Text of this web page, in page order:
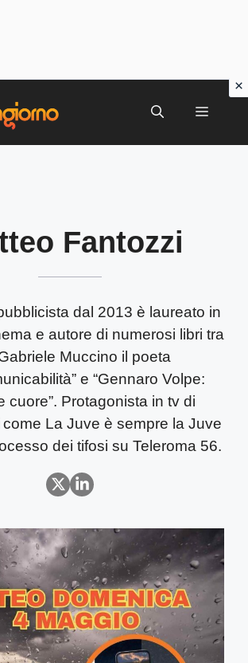
MENU
Fantozzi
dal 2013 è laureato in
e autore di numerosi libri tra
Muccino il poeta
e “Gennaro Volpe:
cuore”. Protagonista in tv di
La Juve è sempre la Juve
dei tifosi su Teleroma 56.